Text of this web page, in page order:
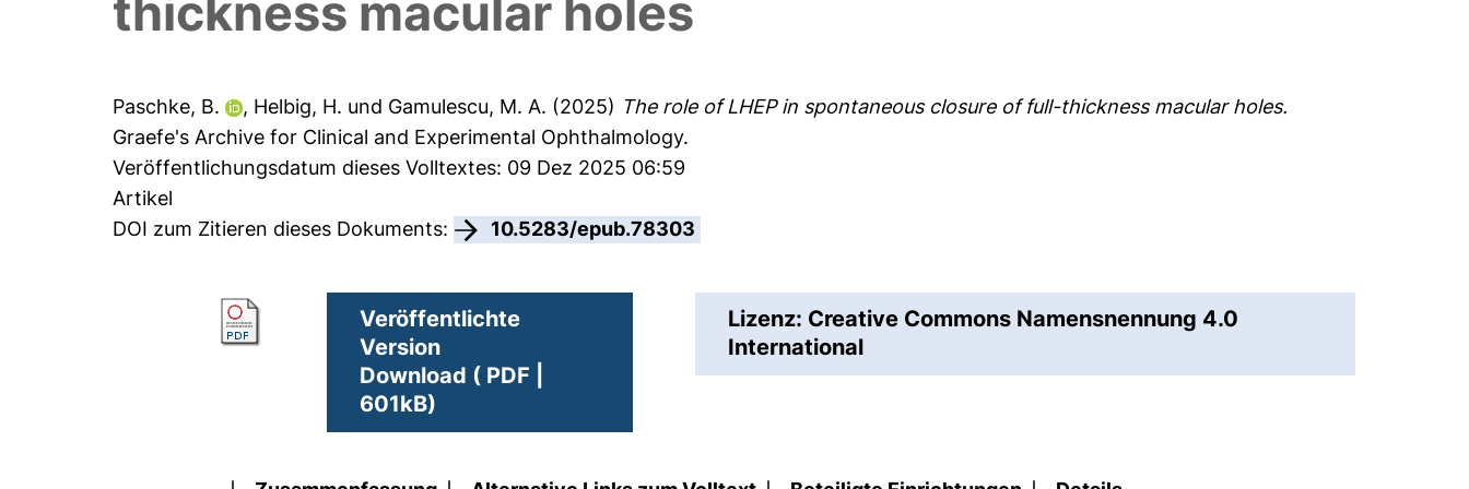
thickness macular holes
Paschke, B. , Helbig, H. und Gamulescu, M. A. (2025) The role of LHEP in spontaneous closure of full-thickness macular holes.
Graefe's Archive for Clinical and Experimental Ophthalmology.
Veröffentlichungsdatum dieses Volltextes: 09 Dez 2025 06:59
Artikel
DOI zum Zitieren dieses Dokuments:
10.5283/epub.78303
Veröffentlichte
Version
Download ( PDF |
601kB)
Lizenz: Creative Commons Namensnennung 4.0
International